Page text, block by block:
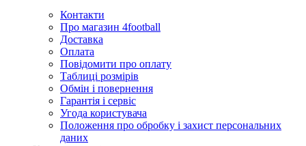
Контакти
Про магазин 4football
Доставка
Оплата
Повідомити про оплату
Таблиці розмірів
Обмін і повернення
Гарантія і сервіс
Угода користувача
Положення про обробку і захист персональних
даних